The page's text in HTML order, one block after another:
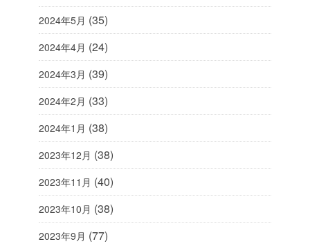
2024年5月 (35)
2024年4月 (24)
2024年3月 (39)
2024年2月 (33)
2024年1月 (38)
2023年12月 (38)
2023年11月 (40)
2023年10月 (38)
2023年9月 (77)